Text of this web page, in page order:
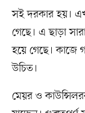
সই দরকার হয়।
গেছে। এ ছাড়া
হয়ে গেছে। কাজে
উচিত।
মেয়র ও